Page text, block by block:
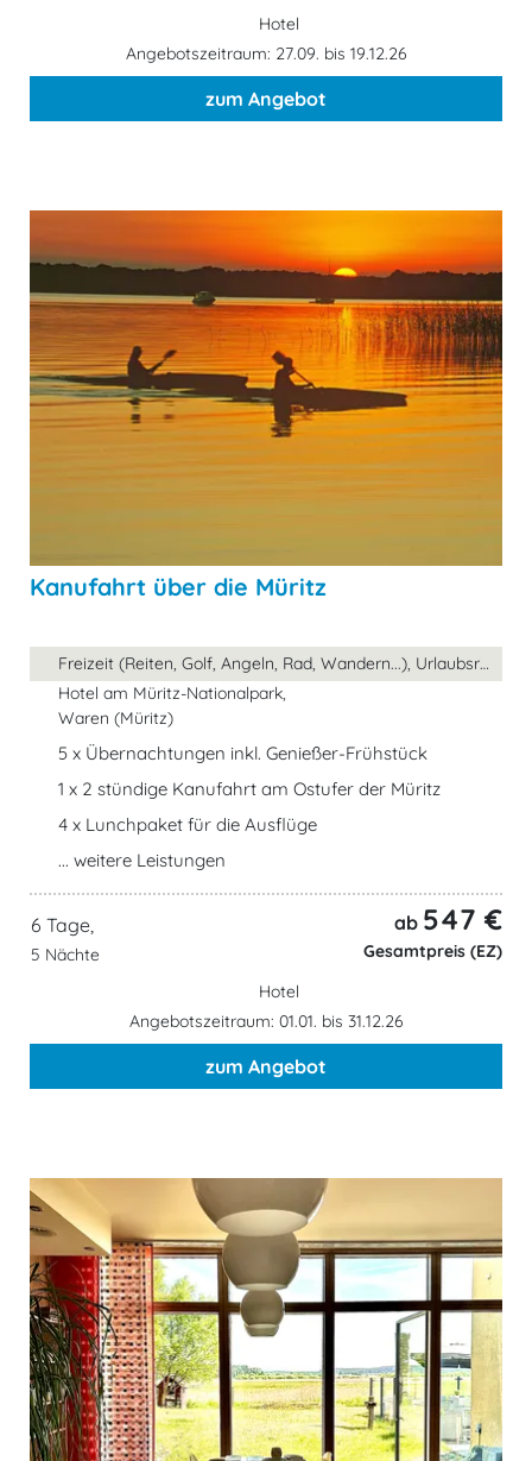
Hotel
Angebotszeitraum: 27.09. bis 19.12.26
zum Angebot
Kanufahrt über die Müritz
Freizeit (Reiten, Golf, Angeln, Rad, Wandern...), Urlaubsreise, ...
Hotel am Müritz-Nationalpark,
Waren (Müritz)
5 x Übernachtungen inkl. Genießer-Frühstück
1 x 2 stündige Kanufahrt am Ostufer der Müritz
4 x Lunchpaket für die Ausflüge
... weitere Leistungen
6 Tage,
5 Nächte
ab 547 €
Gesamtpreis (EZ)
Hotel
Angebotszeitraum: 01.01. bis 31.12.26
zum Angebot